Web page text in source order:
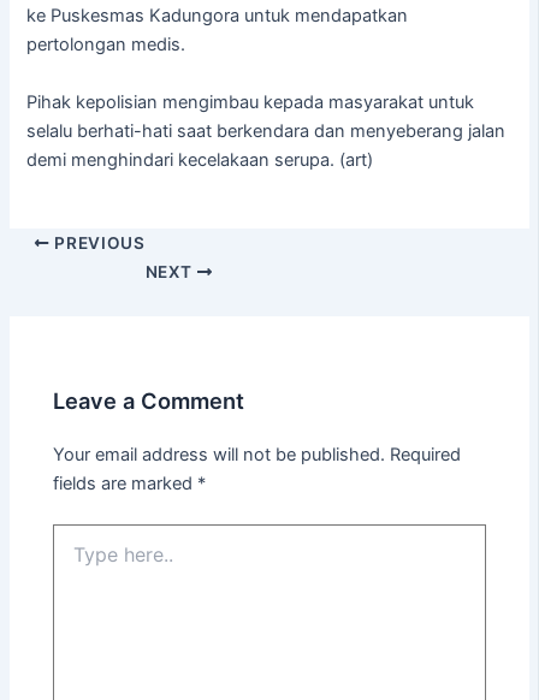
ke Puskesmas Kadungora untuk mendapatkan
pertolongan medis.
Pihak kepolisian mengimbau kepada masyarakat untuk
selalu berhati-hati saat berkendara dan menyeberang jalan
demi menghindari kecelakaan serupa. (art)
PREVIOUS
NEXT
Leave a Comment
Your email address will not be published. Required
fields are marked *
here..